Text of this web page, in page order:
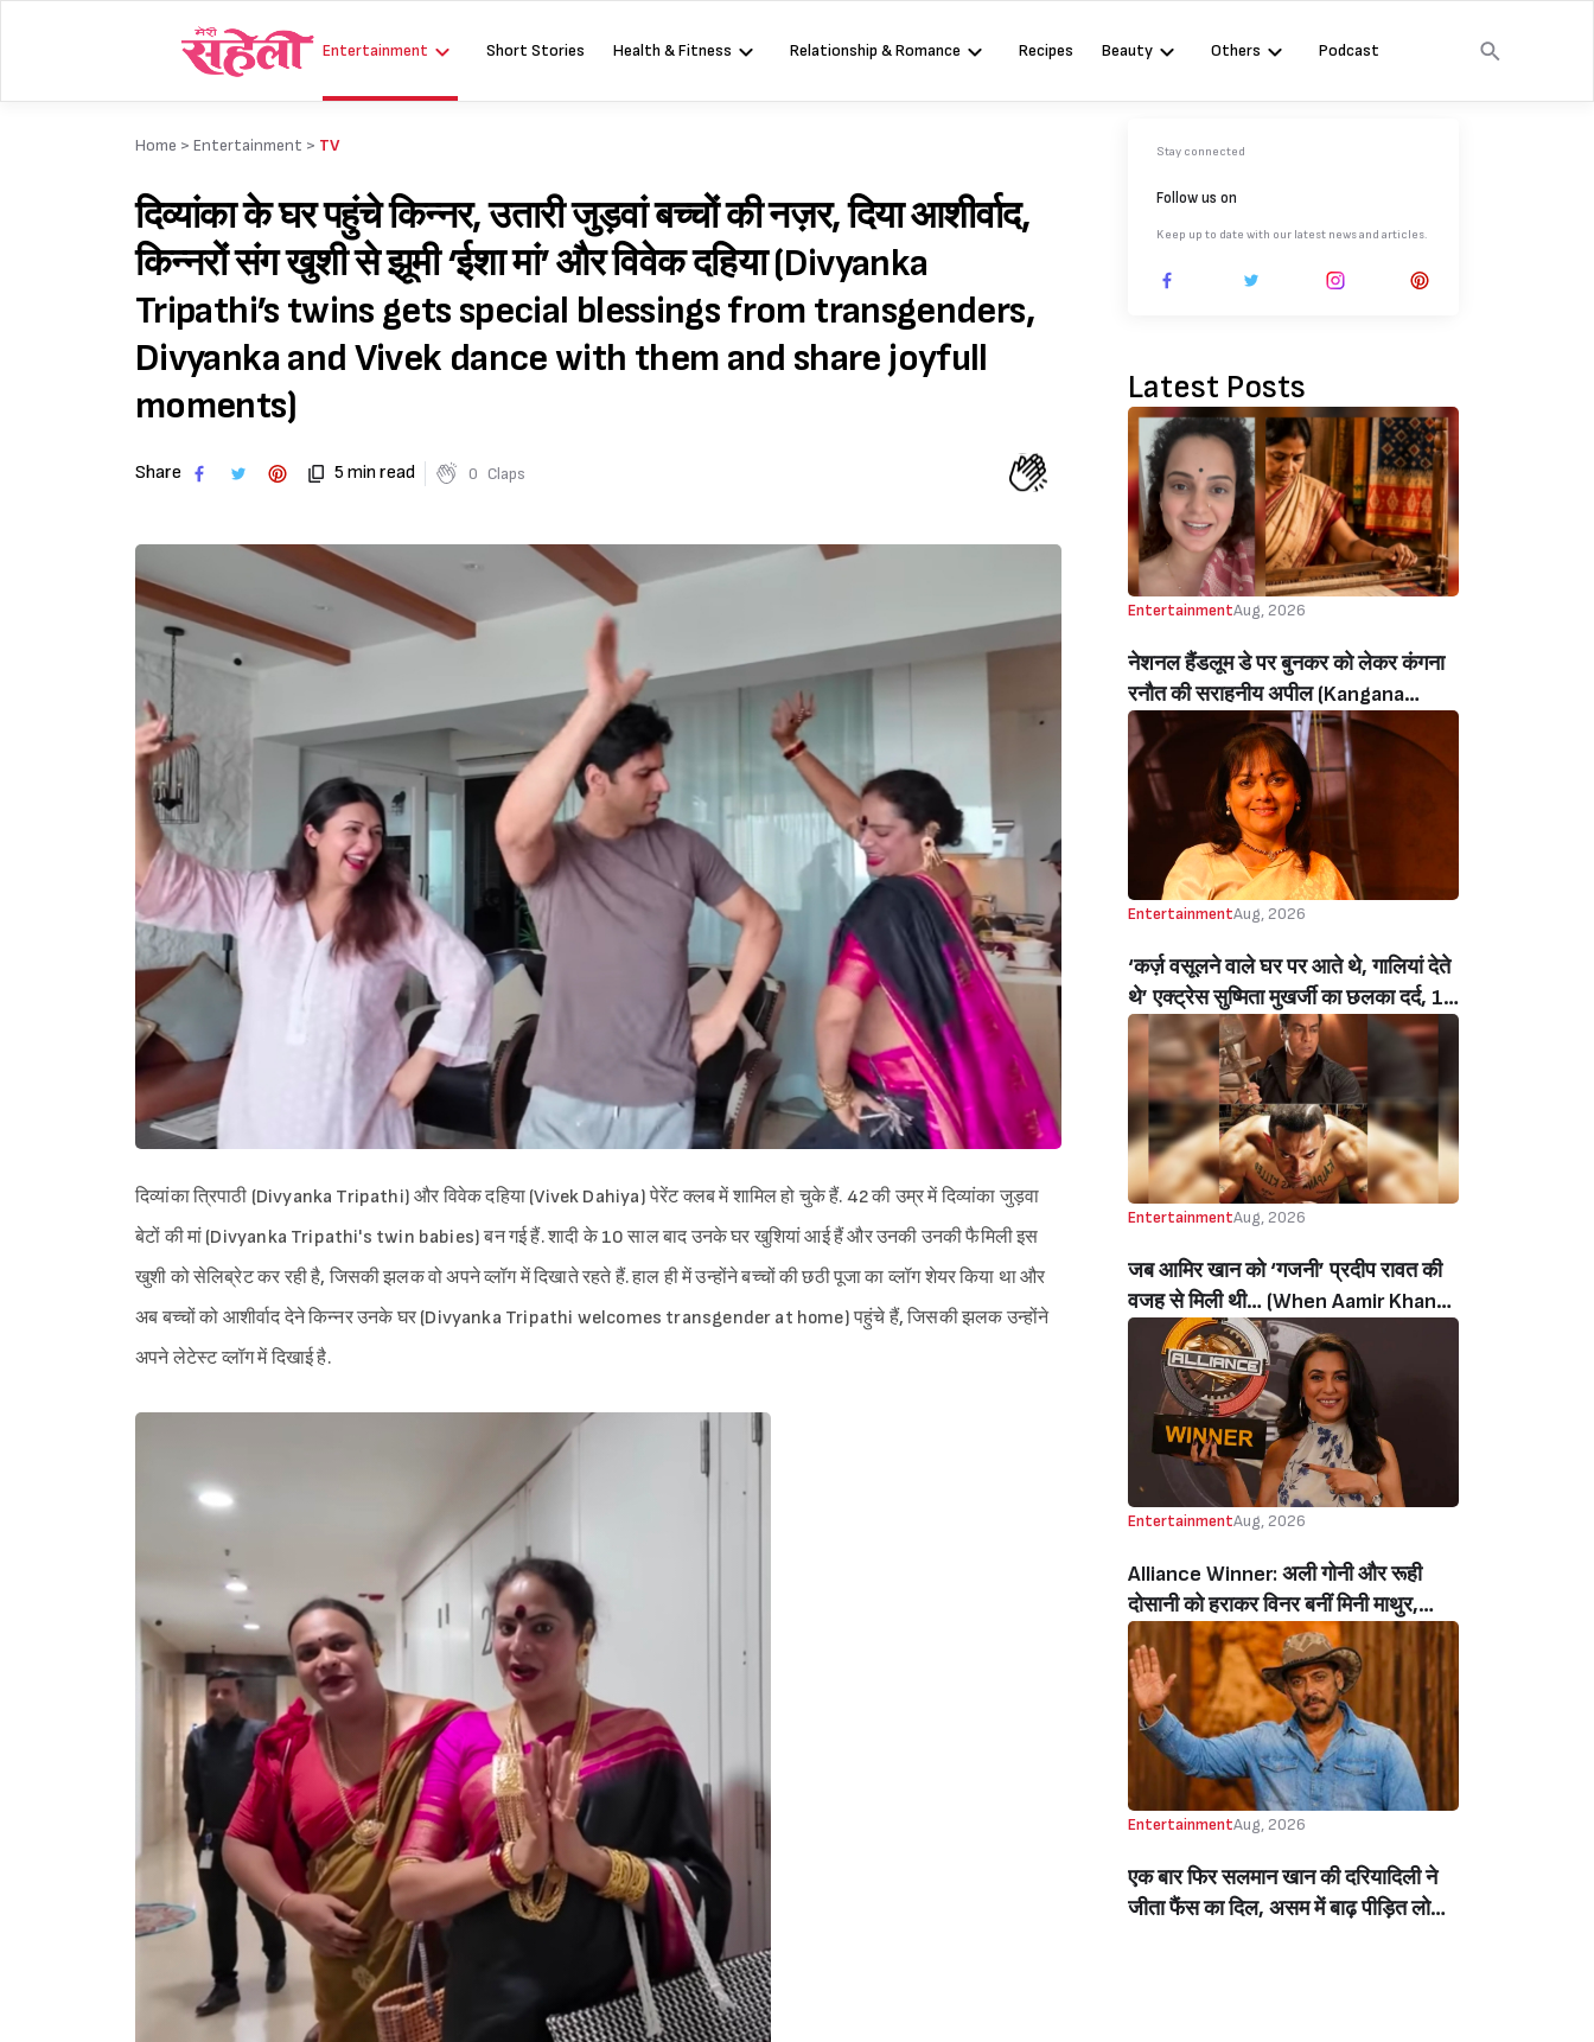
Entertainment Short Stories Health & Fitness Relationship & Romance Recipes Beauty Others Podcast
Home > Entertainment > TV
दिव्यांका के घर पहुंचे किन्नर, उतारी जुड़वां बच्चों की नज़र, दिया आशीर्वाद,
किन्नरों संग खुशी से झूमी ‘ईशा मां’ और विवेक दहिया (Divyanka
Tripathi’s twins gets special blessings from transgenders,
Divyanka and Vivek dance with them and share joyfull
moments)
Share 5 min read 0 Claps
दिव्यांका त्रिपाठी (Divyanka Tripathi) और विवेक दहिया (Vivek Dahiya) पेरेंट क्लब में शामिल हो चुके हैं. 42 की उम्र में दिव्यांका जुड़वा
बेटों की मां (Divyanka Tripathi's twin babies) बन गई हैं. शादी के 10 साल बाद उनके घर खुशियां आई हैं और उनकी उनकी फैमिली इस
खुशी को सेलिब्रेट कर रही है, जिसकी झलक वो अपने व्लॉग में दिखाते रहते हैं. हाल ही में उन्होंने बच्चों की छठी पूजा का व्लॉग शेयर किया था और
अब बच्चों को आशीर्वाद देने किन्नर उनके घर (Divyanka Tripathi welcomes transgender at home) पहुंचे हैं, जिसकी झलक उन्होंने
अपने लेटेस्ट व्लॉग में दिखाई है.
Stay connected
Follow us on
Keep up to date with our latest news and articles.
Latest Posts
EntertainmentAug, 2026
नेशनल हैंडलूम डे पर बुनकर को लेकर कंगना
रनौत की सराहनीय अपील (Kangana
Ranaut’s Commendable Appeal
Regarding Weavers On National
Handloom Day)
EntertainmentAug, 2026
‘कर्ज़ वसूलने वाले घर पर आते थे, गालियां देते
थे’ एक्ट्रेस सुष्मिता मुखर्जी का छलका दर्द, 1
करोड़ का कर्ज उतारने के लिए करनी पड़ी थी
C ग्रेड फिल्में, बोलीं- ‘मैंने अपनी आत्मा बेच दी
थी’ (‘I Sold My Soul’ Actress
Sushmita Mukherjee Recalls Doing
C-Grade Films To Pay Loan)
EntertainmentAug, 2026
जब आमिर खान को ‘गजनी’ प्रदीप रावत की
वजह से मिली थी… (When Aamir Khan
Got ‘Ghajini’ Because Of Pradeep
Rawat)
EntertainmentAug, 2026
Alliance Winner: अली गोनी और रूही
दोसानी को हराकर विनर बनीं मिनी माथुर,
इनाम में मिले 50 लाख रुपये और चमचमाती ही
ट्रॉफी (Mini Mathur Lifts Trophy
Beats Aly Goni And Ruhee Dosani)
EntertainmentAug, 2026
एक बार फिर सलमान खान की दरियादिली ने
जीता फैंस का दिल, असम में बाढ़ पीड़ित लोगों